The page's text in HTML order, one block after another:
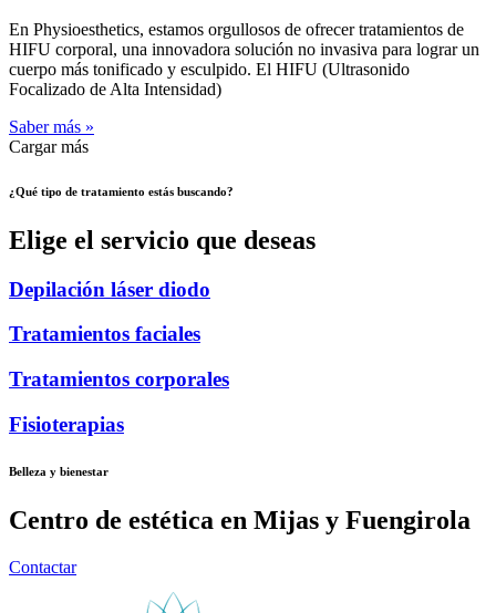
En Physioesthetics, estamos orgullosos de ofrecer tratamientos de
HIFU corporal, una innovadora solución no invasiva para lograr un
cuerpo más tonificado y esculpido. El HIFU (Ultrasonido
Focalizado de Alta Intensidad)
Saber más »
Cargar más
¿Qué tipo de tratamiento estás buscando?
Elige el servicio que deseas
Depilación láser diodo
Tratamientos faciales
Tratamientos corporales
Fisioterapias
Belleza y bienestar
Centro de estética en Mijas y Fuengirola
Contactar